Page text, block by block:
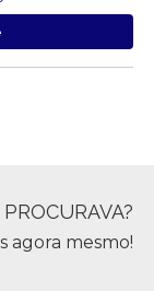
agora mesmo!